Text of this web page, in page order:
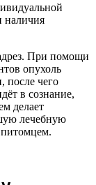
наличия
При помощи
опухоль
после чего
в сознание,
делает
лечебную
питомцем.